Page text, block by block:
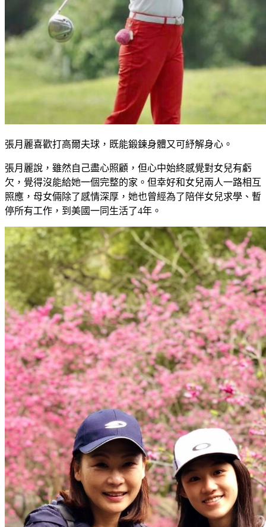
張月麗喜歡打高爾夫球，既能鍛鍊身體又可紓解身心。
張月麗說，雖然自己盡心照顧，但心中始終感覺對女兒有虧
欠，覺得沒能給她一個完整的家。但幸好和女兒兩人一路相互
照應，母女倆除了感情深厚，她也曾經為了陪伴女兒求學、暫
停所有工作，到美國一同生活了4年。